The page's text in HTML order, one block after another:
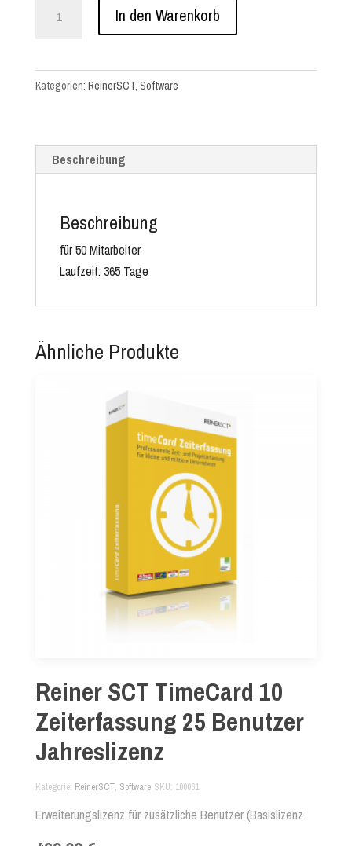
timeCard
AU
In den Warenkorb
Kategorien: ReinerSCT, Software
Beschreibung
Beschreibung
für 50 Mitarbeiter
Laufzeit: 365 Tage
Ähnliche Produkte
Reiner SCT TimeCard 10
Zeiterfassung 25 Benutzer
Jahreslizenz
Kategorie ReinerSCT, Software SKU 100061
Erweiterungslizenz für zusätzliche Benutzer (Basislizenz